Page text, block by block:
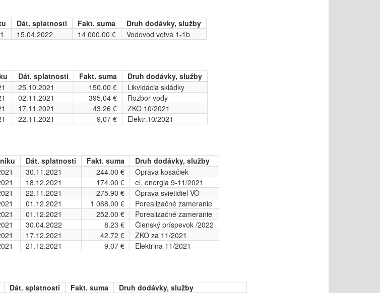
Dát. splatnosti Fakt. suma
Druh dodávky, služby
15.04.2022 14 000,00 € Vodovod vetva 1-1b
Dát. splatnosti Fakt. suma
Druh dodávky, služby
25.10.2021 150,00 €
Likvidácia skládky
02.11.2021 395,04 €
Rozbor vody
17.11.2021 43,26 €
ZKO 10/2021
22.11.2021 9,07 € Elektr.10/2021
Dát. splatnosti Fakt. suma
Druh dodávky, služby
30.11.2021 244.00 €
Oprava kosačiek
18.12.2021 174.00 €
el. energia 9-11/2021
22.11.2021 275.90 €
Oprava svietidiel VO
01.12.2021 1 068.00 €
Porealizačné zameranie
01.12.2021 252.00 €
Porealizačné zameranie
30.04.2022 8.23 €
Členský príspevok /2022
17.12.2021 42.72 €
ZKO za 11/2021
21.12.2021 9.07 € Elektrina 11/2021
Dát. splatnosti Fakt. suma Druh dodávky, služby